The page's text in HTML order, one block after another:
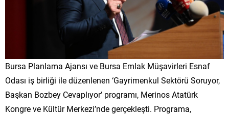
Bursa Planlama Ajansı ve Bursa Emlak Müşavirleri Esnaf
Odası iş birliği ile düzenlenen ‘Gayrimenkul Sektörü Soruyor,
Başkan Bozbey Cevaplıyor’ programı, Merinos Atatürk
Kongre ve Kültür Merkezi’nde gerçekleşti. Programa,